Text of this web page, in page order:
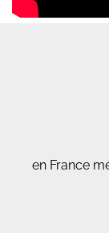
en France